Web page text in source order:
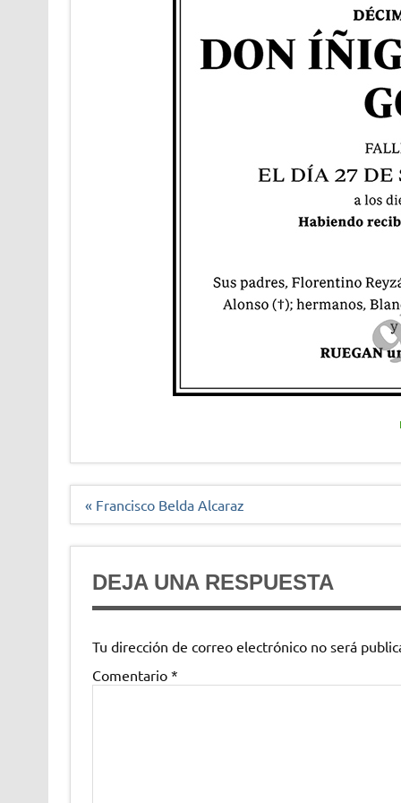
Navegación
« Francisco Belda Alcaraz
DEJA UNA RESPUESTA
Tu dirección de correo electrónico no será
Comentario *